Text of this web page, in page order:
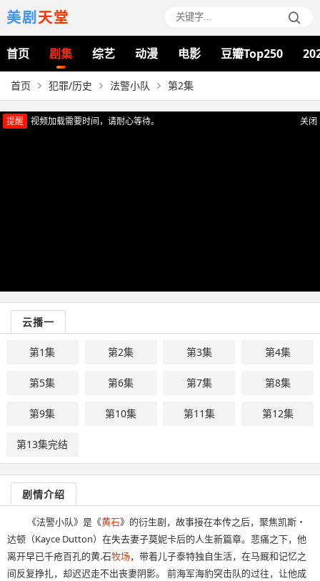
美剧天堂
首页 剧集 综艺 动漫 电影 豆瓣Top250
首页 犯罪/历史 法警小队 第2集
关闭
提醒
视频加载需要时间，请耐心等待。
云播一
第1集 第2集 第3集 第4集
第5集 第6集 第7集 第8集
第9集 第10集 第11集 第12集
第13集完结
剧情介绍
《法警小队》是《黄石》的衍生剧，故事接在本传之后，聚焦凯斯・
达顿（Kayce Dutton）在失去妻子莫妮卡后的人生新篇章。悲痛之下，他
离开早已千疮百孔的黄.石牧场，带着儿子泰特独自生活，在马厩和记忆之
间反复挣扎，却迟迟走不出丧妻阴影。 前海军海豹突击队的过往，让他成